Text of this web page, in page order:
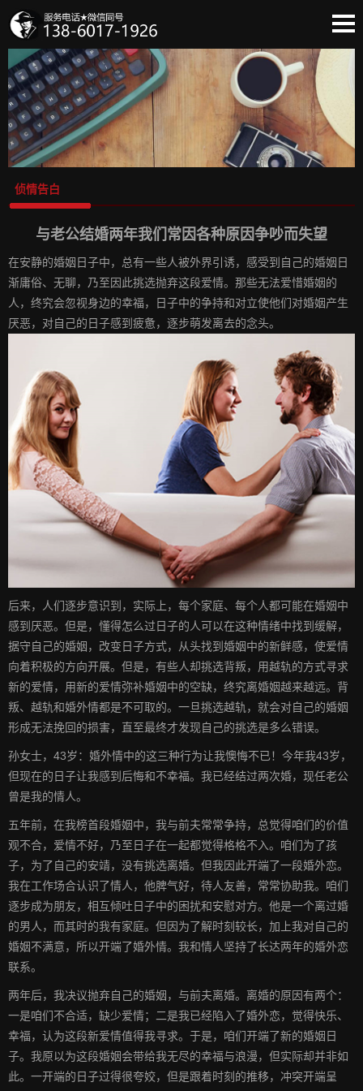
蔡创首页
法律法规
侦情告白
出轨取证
情感诉说
客户必读
侦情告白
与老公结婚两年我们常因各种原因争吵而失望
在安静的婚姻日子中，总有一些人被外界引诱，感受到自己的婚姻日
渐庸俗、无聊，乃至因此挑选抛弃这段爱情。那些无法爱惜婚姻的
人，终究会忽视身边的幸福，日子中的争持和对立使他们对婚姻产生
厌恶，对自己的日子感到疲惫，逐步萌发离去的念头。
后来，人们逐步意识到，实际上，每个家庭、每个人都可能在婚姻中
感到厌恶。但是，懂得怎么过日子的人可以在这种情绪中找到缓解，
据守自己的婚姻，改变日子方式，从头找到婚姻中的新鲜感，使爱情
向着积极的方向开展。但是，有些人却挑选背叛，用越轨的方式寻求
新的爱情，用新的爱情弥补婚姻中的空缺，终究离婚姻越来越远。背
叛、越轨和婚外情都是不可取的。一旦挑选越轨，就会对自己的婚姻
形成无法挽回的损害，直至最终才发现自己的挑选是多么错误。
孙女士，43岁：婚外情中的这三种行为让我懊悔不已！今年我43岁，
但现在的日子让我感到后悔和不幸福。我已经结过两次婚，现任老公
曾是我的情人。
五年前，在我榜首段婚姻中，我与前夫常常争持，总觉得咱们的价值
观不合，爱情不好，乃至日子在一起都觉得格格不入。咱们为了孩
子，为了自己的安靖，没有挑选离婚。但我因此开端了一段婚外恋。
我在工作场合认识了情人，他脾气好，待人友善，常常协助我。咱们
逐步成为朋友，相互倾吐日子中的困扰和安慰对方。他是一个离过婚
的男人，而其时的我有家庭。但因为了解时刻较长，加上我对自己的
婚姻不满意，所以开端了婚外情。我和情人坚持了长达两年的婚外恋
联系。
两年后，我决议抛弃自己的婚姻，与前夫离婚。离婚的原因有两个：
一是咱们不合适，缺少爱情；二是我已经陷入了婚外恋，觉得快乐、
幸福，认为这段新爱情值得我寻求。于是，咱们开端了新的婚姻日
子。我原以为这段婚姻会带给我无尽的幸福与浪漫，但实际却并非如
此。一开端的日子过得很夸姣，但是跟着时刻的推移，冲突开端呈